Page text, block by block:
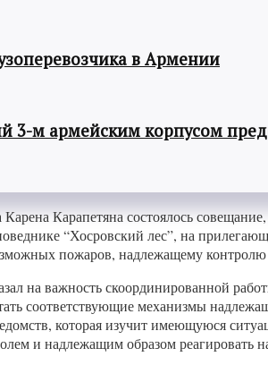
в Армении
м армейским корпусом
Карапетяна состоялось
“Хосровский лес”, на
пожаров, надлежащему контролю
на важность скоординированной
соответствующие механизмы
которая изучит имеющуюся
и надлежащим образом реагировать